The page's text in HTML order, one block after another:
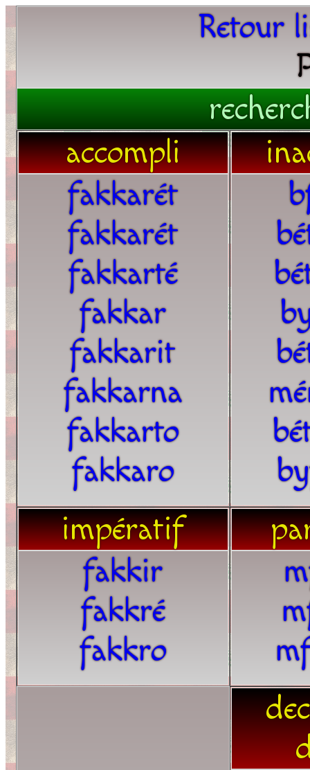
Retour
accompli
fakkarét
fakkarét
fakkarté
fakkar
fakkarit
fakkarna
fakkarto
fakkaro
impératif
fakkir
fakkré
fakkro